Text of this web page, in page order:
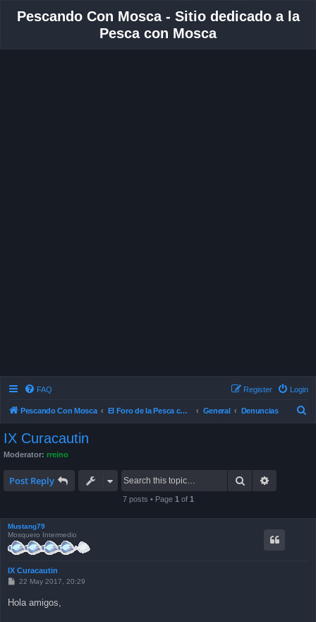
Pescando Con Mosca - Sitio dedicado a la
Pesca con Mosca
FAQ Login
Register
Pescando Con Mosca El Foro de la Pesca con Mosca en Chile General Denuncias
IX Curacautin
Moderator: rreino
Post Reply Search
7 posts • Page 1 of 1
Mustang79
Mosquero Intermedio
IX Curacautin
P
t
22 May 2017, 20:29
Hola amigos,